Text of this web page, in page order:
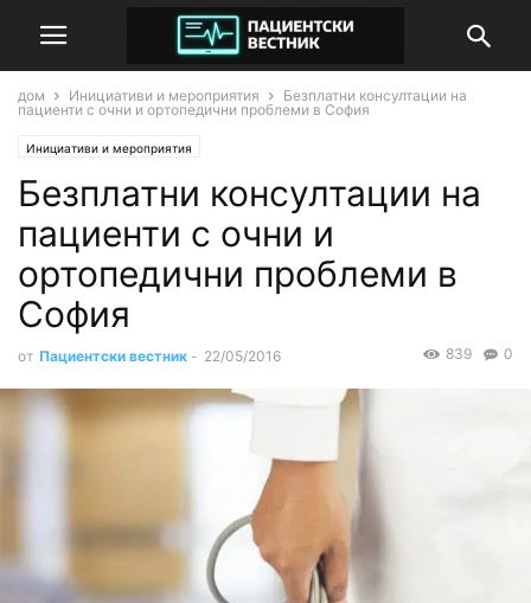
дом Инициативи и мероприятия
Безплатни консултации на
пациенти с очни и ортопедични проблеми в София
Инициативи и мероприятия
Безплатни консултации на
пациенти с очни и
ортопедични проблеми в
София
от Пациентски вестник - 22/05/2016 0
839